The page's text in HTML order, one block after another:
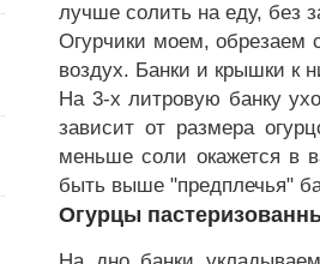
лучше солить на еду, без
Огурчики моем, обрезаем
воздух. Банки и крышки к
На 3-х литровую банку
зависит от размера
меньше соли окажется в
быть выше "предплечья"
Огурцы